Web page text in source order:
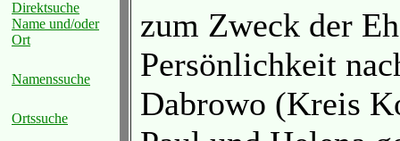
Direktsuche
Name und/oder
Ort
Namenssuche
Ortssuche
zum Zweck der
Persönlichkeit
Dabrowo (Kreis